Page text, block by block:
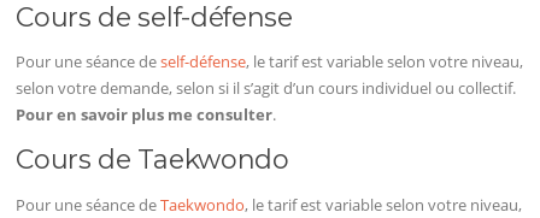
Cours de self-défense
Pour une séance deself-défense, le tarif est variable selon votre niveau,
selon votre demande, selon si il s’agit d’un cours individuel ou collectif.
Pour en savoir plus me consulter.
Cours de Taekwondo
Pour une séance deTaekwondo, le tarif est variable selon votre niveau,